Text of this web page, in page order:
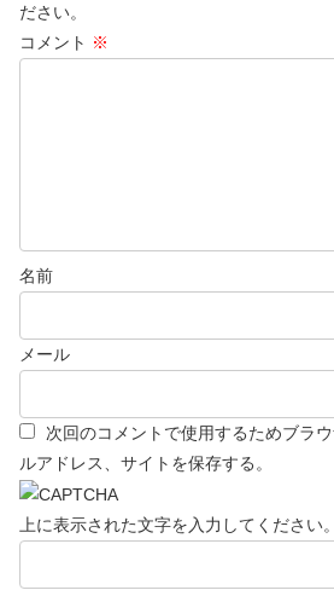
ださい。
コメント ※
名前
メール
次回のコメントで使用するためブラ
ルアドレス、サイトを保存する。
上に表示された文字を入力してください。